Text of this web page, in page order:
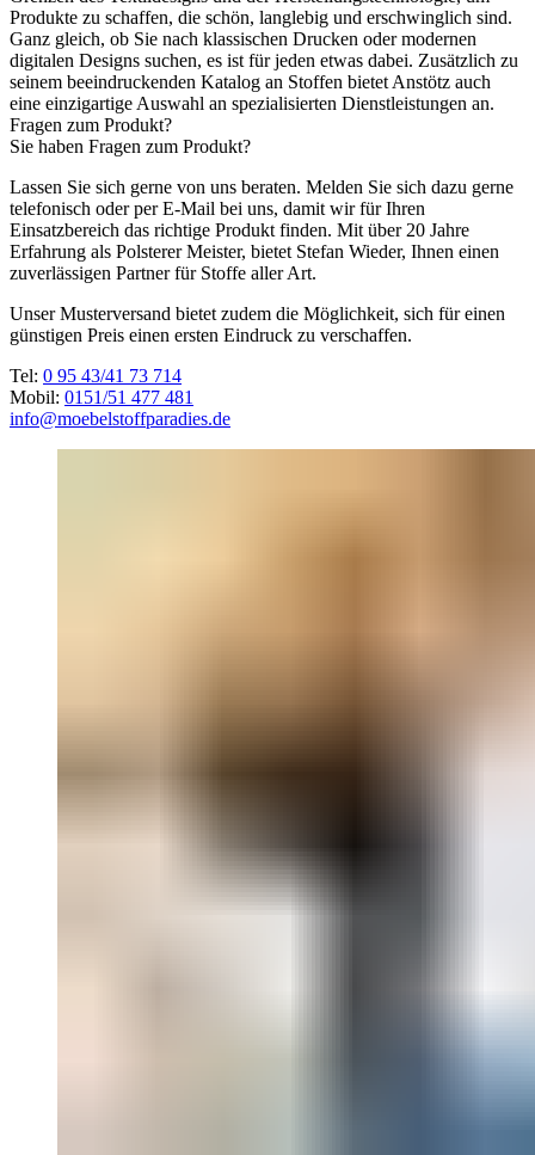
Produkte zu schaffen, die schön, langlebig und erschwinglich sind.
Ganz gleich, ob Sie nach klassischen Drucken oder modernen
digitalen Designs suchen, es ist für jeden etwas dabei. Zusätzlich zu
seinem beeindruckenden Katalog an Stoffen bietet Anstötz auch
eine einzigartige Auswahl an spezialisierten Dienstleistungen an.
Fragen zum Produkt?
Sie haben Fragen zum Produkt?
Lassen Sie sich gerne von uns beraten. Melden Sie sich dazu gerne
telefonisch oder per E-Mail bei uns, damit wir für Ihren
Einsatzbereich das richtige Produkt finden. Mit über 20 Jahre
Erfahrung als Polsterer Meister, bietet Stefan Wieder, Ihnen einen
zuverlässigen Partner für Stoffe aller Art.
Unser Musterversand bietet zudem die Möglichkeit, sich für einen
günstigen Preis einen ersten Eindruck zu verschaffen.
Tel: 0 95 43/41 73 714
Mobil: 0151/51 477 481
info@moebelstoffparadies.de